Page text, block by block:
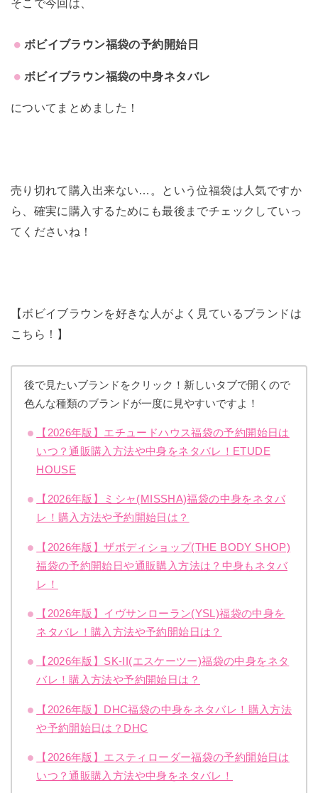
そこで今回は、
ボビイブラウン福袋の予約開始日
ボビイブラウン福袋の中身ネタバレ
についてまとめました！
売り切れて購入出来ない…。という位福袋は人気ですか
ら、確実に購入するためにも最後までチェックしていっ
てくださいね！
【ボビイブラウンを好きな人がよく見ているブランドは
こちら！】
後で見たいブランドをクリック！新しいタブで開くので
色んな種類のブランドが一度に見やすいですよ！
【2026年版】エチュードハウス福袋の予約開始日は
いつ？通販購入方法や中身をネタバレ！ETUDE
HOUSE
【2026年版】ミシャ(MISSHA)福袋の中身をネタバ
レ！購入方法や予約開始日は？
【2026年版】ザボディショップ(THE BODY SHOP)
福袋の予約開始日や通販購入方法は？中身もネタバ
レ！
【2026年版】イヴサンローラン(YSL)福袋の中身を
ネタバレ！購入方法や予約開始日は？
【2026年版】SK-II(エスケーツー)福袋の中身をネタ
バレ！購入方法や予約開始日は？
【2026年版】DHC福袋の中身をネタバレ！購入方法
や予約開始日は？DHC
【2026年版】エスティローダー福袋の予約開始日は
いつ？通販購入方法や中身をネタバレ！